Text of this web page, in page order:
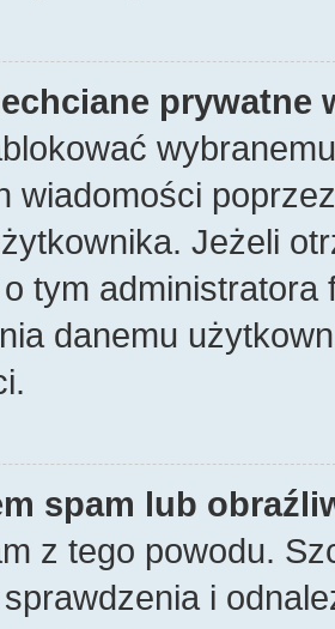
prywatne
wiadomości
Jeżeli
tym
danemu
spam lub
z tego powodu.
i